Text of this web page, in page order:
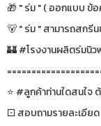
🎁 " ร่ม " ( ออกแบบ ข้
🐻 " ร่ม " สามารถสกรี
🏰 #โรงงานผลิตร่มนิ
⭐️ #ลูกค้าท่านใดสนใจ
⚀ สอบถามรายละเอียด